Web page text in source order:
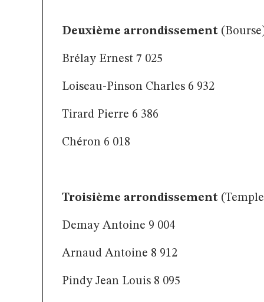
Deuxième arrondissement
Brélay Ernest 7 025
Loiseau-Pinson Charles 6 932
Tirard Pierre 6 386
Chéron 6 018
Troisième arrondissement
Demay Antoine 9 004
Arnaud Antoine 8 912
Pindy Jean Louis 8 095